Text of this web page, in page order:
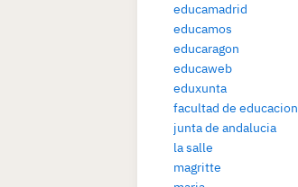
educamadrid
educamos
educaragon
educaweb
eduxunta
facultad de educacion
junta de andalucia
la salle
magritte